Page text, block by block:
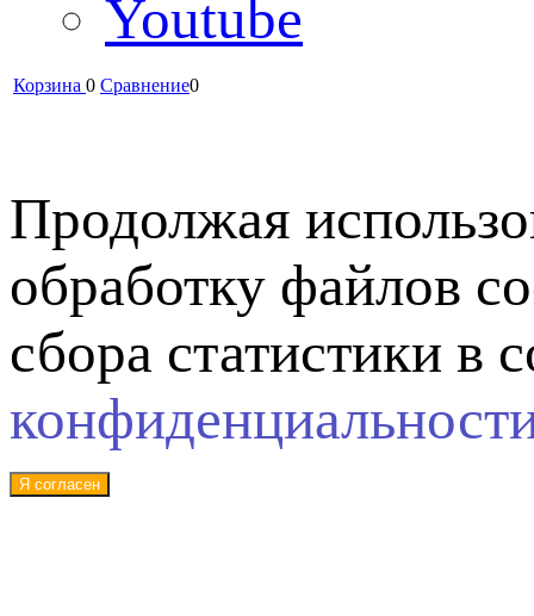
Youtube
Корзина 0 Сравнение0
Продолжая
обработку файлов
сбора статистики в
Я согласен